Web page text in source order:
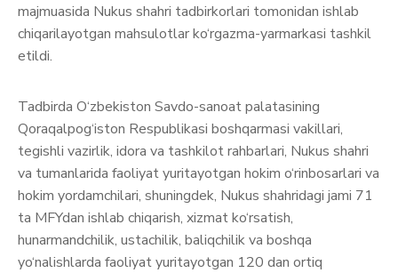
majmuasida Nukus shahri tadbirkorlari tomonidan ishlab
chiqarilayotgan mahsulotlar ko‘rgazma-yarmarkasi tashkil
etildi.
Tadbirda O‘zbekiston Savdo-sanoat palatasining
Qoraqalpog‘iston Respublikasi boshqarmasi vakillari,
tegishli vazirlik, idora va tashkilot rahbarlari, Nukus shahri
va tumanlarida faoliyat yuritayotgan hokim o‘rinbosarlari va
hokim yordamchilari, shuningdek, Nukus shahridagi jami 71
ta MFYdan ishlab chiqarish, xizmat ko‘rsatish,
hunarmandchilik, ustachilik, baliqchilik va boshqa
yo‘nalishlarda faoliyat yuritayotgan 120 dan ortiq